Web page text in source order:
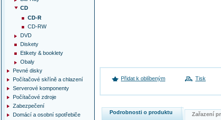
Přidat k oblíbeným Tisk
Podrobnosti o produktu Zařazení
CD
CD-R
CD-RW
DVD
Diskety
Etikety & booklety
Obaly
Pevné disky
Počítačové skříně a chlazení
Serverové komponenty
Počítačové zdroje
Zabezpečení
Domácí a osobní spotřebiče